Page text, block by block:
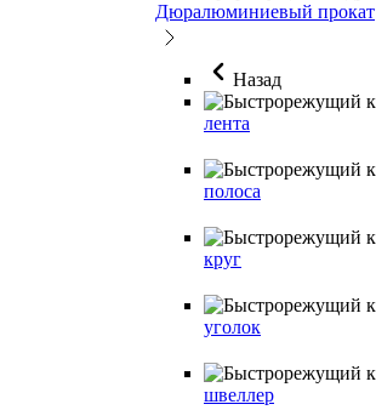
Дюралюминиевый прокат
Назад
лента
полоса
круг
уголок
швеллер